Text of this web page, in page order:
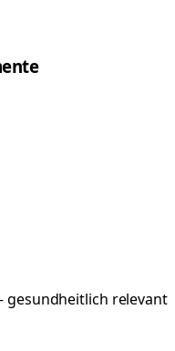
gesundheitlich relevant